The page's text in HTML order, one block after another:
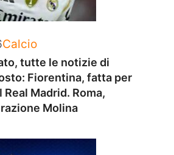
Categorie
Calcio
tutte le notizie di
Fiorentina, fatta per
Madrid. Roma,
Molina